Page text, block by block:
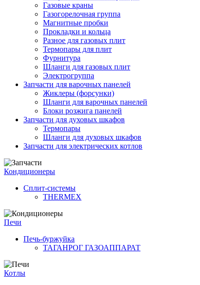
Газовые краны
Газогорелочная группа
Магнитные пробки
Прокладки и кольца
Разное для газовых плит
Термопары для плит
Фурнитура
Шланги для газовых плит
Электрогруппа
Запчасти для варочных панелей
Жиклеры (форсунки)
Шланги для варочных панелей
Блоки розжига панелей
Запчасти для духовых шкафов
Термопары
Шланги для духовых шкафов
Запчасти для электрических котлов
Кондиционеры
Сплит-системы
THERMEX
Печи
Печь-буржуйка
ТАГАНРОГ ГАЗОАППАРАТ
Котлы